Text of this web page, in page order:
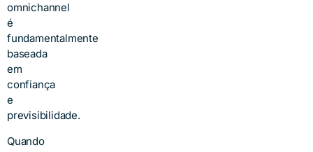
omnichannel
é
fundamentalmente
baseada
em
confiança
e
previsibilidade.
Quando